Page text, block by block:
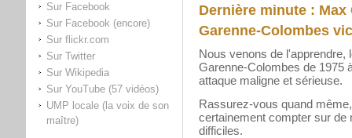
Sur Facebook
Sur Facebook (encore)
Sur flickr.com
Sur Twitter
Sur Wikipedia
Sur YouTube (57 vidéos)
UMP locale (la voix de son
maître)
Dernière minute :
Garenne-Colombes
Nous venons de l'apprendre,
Garenne-Colombes de 1975
attaque maligne et sérieuse.
Rassurez-vous quand
certainement compter sur
difficiles.